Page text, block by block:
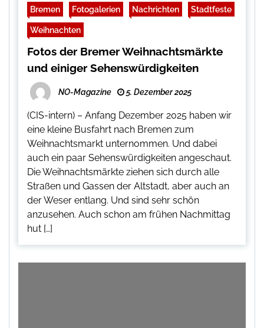
Bremen Fotogalerien Nachrichten Stadtfeste
Weihnachten
Fotos der Bremer Weihnachtsmärkte
und einiger Sehenswürdigkeiten
NO-Magazine 5. Dezember 2025
(CIS-intern) – Anfang Dezember 2025 haben wir
eine kleine Busfahrt nach Bremen zum
Weihnachtsmarkt unternommen. Und dabei
auch ein paar Sehenswürdigkeiten angeschaut.
Die Weihnachtsmärkte ziehen sich durch alle
Straßen und Gassen der Altstadt, aber auch an
der Weser entlang. Und sind sehr schön
anzusehen. Auch schon am frühen Nachmittag
hut […]